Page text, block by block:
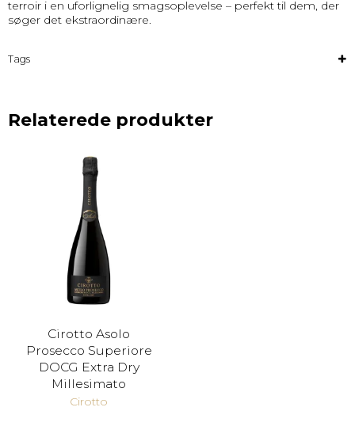
terroir i en uforlignelig smagsoplevelse – perfekt til dem, der
søger det ekstraordinære.
Tags
Relaterede produkter
Cirotto Asolo
Prosecco Superiore
DOCG Extra Dry
Millesimato
Cirotto